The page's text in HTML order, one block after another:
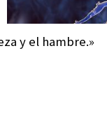
y el hambre.»